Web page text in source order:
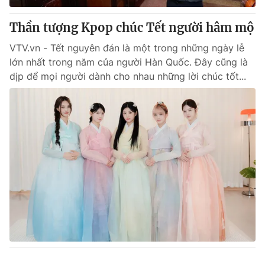
Thần tượng Kpop chúc Tết người hâm mộ
VTV.vn - Tết nguyên đán là một trong những ngày lễ
lớn nhất trong năm của người Hàn Quốc. Đây cũng là
dịp để mọi người dành cho nhau những lời chúc tốt...